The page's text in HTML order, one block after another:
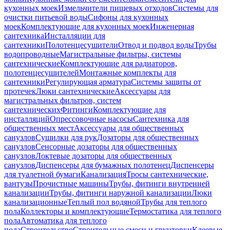
кухонных моекИзмельчители пищевых отходовСистемы для
очистки питьевой водыСифоны для кухонных
моекКомплектующие для кухонных моекИнженерная
сантехникаИнсталляции для
сантехникиПолотенцесушителиОтвод и подвод водыТрубы
водопроводныеМагистральные фильтры, системы
сантехническиеКомплектующие для радиаторов,
полотенцесушителейМонтажные комплекты для
сантехникиРегулирующая арматураСистемы защиты от
протечекЛюки сантехническиеАксессуары для
магистральных фильтров, систем
сантехническихФитингиКомплектующие для
инсталляцийОпрессовочные насосыСантехника для
общественных местАксессуары для общественных
санузловСушилки для рукДозаторы для общественных
санузловСенсорные дозаторы для общественных
санузловЛоктевые дозаторы для общественных
санузловДиспенсеры для бумажных полотенецДиспенсеры
для туалетной бумагиКанализацияТросы сантехнические,
вантузыПрочистные машиныТрубы, фитинги внутренней
канализацииТрубы, фитинги наружной канализацииЛюки
канализационныеТеплый пол водянойТрубы для теплого
полаКоллекторы и комплектующиеТермостатика для теплого
полаАвтоматика для теплого